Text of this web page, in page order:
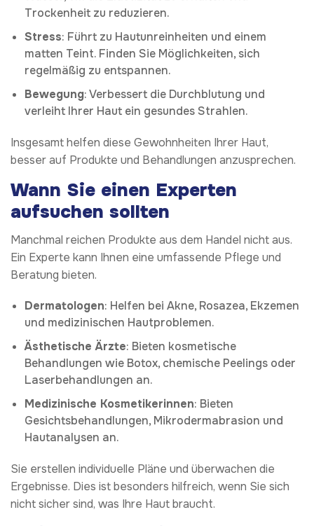
Trockenheit zu reduzieren.
Stress: Führt zu Hautunreinheiten und einem
matten Teint. Finden Sie Möglichkeiten, sich
regelmäßig zu entspannen.
Bewegung: Verbessert die Durchblutung und
verleiht Ihrer Haut ein gesundes Strahlen.
Insgesamt helfen diese Gewohnheiten Ihrer Haut,
besser auf Produkte und Behandlungen anzusprechen.
Wann Sie einen Experten
aufsuchen sollten
Manchmal reichen Produkte aus dem Handel nicht aus.
Ein Experte kann Ihnen eine umfassende Pflege und
Beratung bieten.
Dermatologen: Helfen bei Akne, Rosazea, Ekzemen
und medizinischen Hautproblemen.
Ästhetische Ärzte: Bieten kosmetische
Behandlungen wie Botox, chemische Peelings oder
Laserbehandlungen an.
Medizinische Kosmetikerinnen: Bieten
Gesichtsbehandlungen, Mikrodermabrasion und
Hautanalysen an.
Sie erstellen individuelle Pläne und überwachen die
Ergebnisse. Dies ist besonders hilfreich, wenn Sie sich
nicht sicher sind, was Ihre Haut braucht.